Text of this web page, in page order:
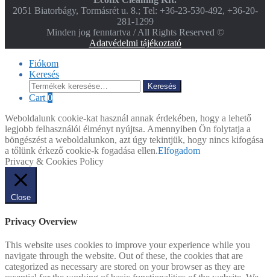
2051 Biatorbágy, Tormásrét u. 8.; Tel: +36-23-530-492, +36-20-
281-1299
Minden jog fenntartva / All Rights Reserved ©
Adatvédelmi tájékoztató
Fiókom
Keresés
Keresés
a
következőre:
Keresés
Cart 0
Weboldalunk cookie-kat használ annak érdekében, hogy a lehető
legjobb felhasználói élményt nyújtsa. Amennyiben Ön folytatja a
böngészést a weboldalunkon, azt úgy tekintjük, hogy nincs kifogása
a tőlünk érkező cookie-k fogadása ellen.Elfogadom
Privacy & Cookies Policy
Close
Privacy Overview
This website uses cookies to improve your experience while you
navigate through the website. Out of these, the cookies that are
categorized as necessary are stored on your browser as they are